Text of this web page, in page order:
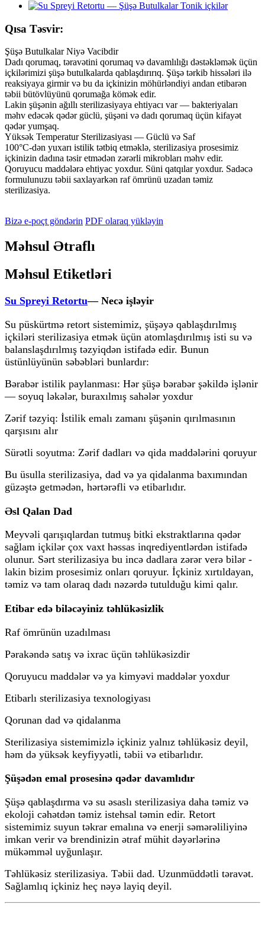
Qısa Təsvir:
Şüşə Butulkalar Niyə Vacibdir
Dadı qorumaq, təravətini qorumaq və davamlılığı dəstəkləmək üçün
içkilərimizi şüşə butulkalarda qablaşdırırıq. Şüşə tərkib hissələri ilə
reaksiyaya girmir və bu da içkinizin möhürləndiyi andan etibarən
təbii bütövlüyünü qorumağa kömək edir.
Lakin şüşənin ağıllı sterilizasiyaya ehtiyacı var — bakteriyaları
məhv edəcək qədər güclü, şüşəni və dadı qorumaq üçün kifayət
qədər yumşaq.
Yüksək Temperatur Sterilizasiyası — Güclü və Saf
100°C-dən yuxarı istilik tətbiq etməklə, sterilizasiya prosesimiz
içkinizin dadına təsir etmədən zərərli mikrobları məhv edir.
Qoruyucu maddələrə ehtiyac yoxdur. Süni qatqılar yoxdur. Sadəcə
formulunuzu təbii saxlayarkən raf ömrünü uzadan təmiz
sterilizasiya.
Bizə e-poçt göndərin PDF olaraq yükləyin
Məhsul Ətraflı
Məhsul Etiketləri
Su Spreyi Retortu— Necə işləyir
Su püskürtmə retort sistemimiz, şüşəyə qablaşdırılmış
içkiləri sterilizasiya etmək üçün atomlaşdırılmış isti su və
balanslaşdırılmış təzyiqdən istifadə edir. Bunun
üstünlüyünün səbəbləri bunlardır:
Bərabər istilik paylanması: Hər şüşə bərabər şəkildə işlənir
— soyuq ləkələr, buraxılmış sahələr yoxdur
Zərif təzyiq: İstilik emalı zamanı şüşənin qırılmasının
qarşısını alır
Sürətli soyutma: Zərif dadları və qida maddələrini qoruyur
Bu üsulla sterilizasiya, dad və ya qidalanma baxımından
güzəştə getmədən, hərtərəfli və etibarlıdır.
Əsl Qalan Dad
Meyvəli qarışıqlardan tutmuş bitki ekstraktlarına qədər
sağlam içkilər çox vaxt həssas inqrediyentlərdən istifadə
olunur. Sərt sterilizasiya bu incə dadlara zərər verə bilər -
lakin bizim prosesimiz onları qoruyur. İçkiniz xırtıldayan,
təmiz və tam olaraq dadı nəzərdə tutulduğu kimi qalır.
Etibar edə biləcəyiniz təhlükəsizlik
Raf ömrünün uzadılması
Pərakəndə satış və ixrac üçün təhlükəsizdir
Qoruyucu maddələr və ya kimyəvi maddələr yoxdur
Etibarlı sterilizasiya texnologiyası
Qorunan dad və qidalanma
Sterilizasiya sistemimizlə içkiniz yalnız təhlükəsiz deyil,
həm də yüksək keyfiyyətli, təbii və etibarlıdır.
Şüşədən emal prosesinə qədər davamlıdır
Şüşə qablaşdırma və su əsaslı sterilizasiya daha təmiz və
ekoloji cəhətdən təmiz istehsal təmin edir. Retort
sistemimiz suyun təkrar emalına və enerji səmərəliliyinə
imkan verir və brendinizin ətraf mühit dəyərlərinə
mükəmməl uyğunlaşır.
Təhlükəsiz sterilizasiya. Təbii dad. Uzunmüddətli təravət.
Sağlamlıq içkiniz heç nəyə layiq deyil.